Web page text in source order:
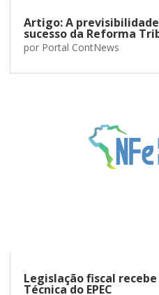
Artigo: A
sucesso da Reforma
por Portal ContNews
Legislação fiscal
Técnica do EPEC